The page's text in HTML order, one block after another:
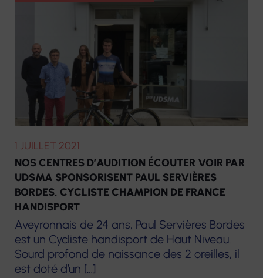
1 JUILLET 2021
NOS CENTRES D’AUDITION ÉCOUTER VOIR PAR
UDSMA SPONSORISENT PAUL SERVIÈRES
BORDES, CYCLISTE CHAMPION DE FRANCE
HANDISPORT
Aveyronnais de 24 ans, Paul Servières Bordes
est un Cycliste handisport de Haut Niveau.
Sourd profond de naissance des 2 oreilles, il
est doté d’un […]